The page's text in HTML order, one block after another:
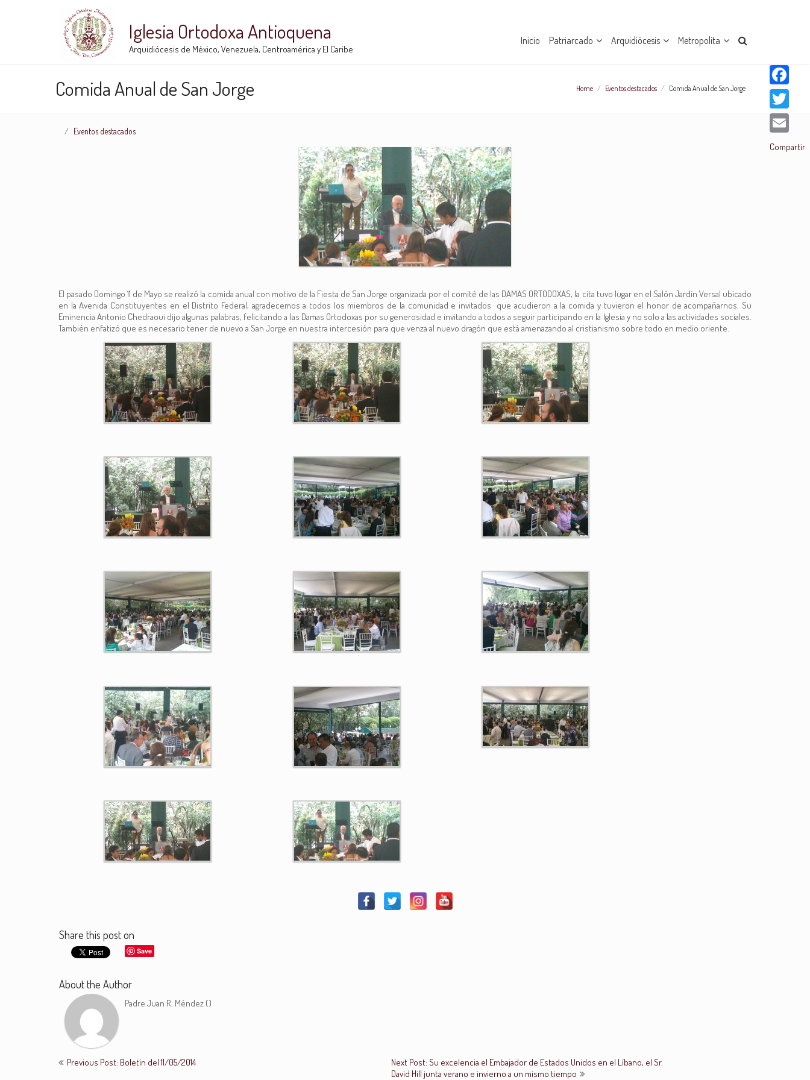
Iglesia Ortodoxa Antioquena
Arquidiócesis de México, Venezuela, Centroamérica y El Caribe
Inicio Patriarcado Arquidiócesis Metropolita
Home / Eventos destacados / Comida Anual de San Jorge
Comida Anual de San Jorge
Eventos destacados
El pasado Domingo 11 de Mayo se realizó la comida anual con motivo de la Fiesta de San Jorge organizada por el comité de las DAMAS ORTODOXAS, la cita tuvo lugar en el Salón Jardín Versal ubicado
en la Avenida Constituyentes en el Distrito Federal, agradecemos a todos los miembros de la comunidad e invitados que acudieron a la comida y tuvieron el honor de acompañarnos. Su
Eminencia Antonio Chedraoui dijo algunas palabras, felicitando a las Damas Ortodoxas por su generosidad e invitando a todos a seguir participando en la Iglesia y no solo a las actividades sociales.
También enfatizó que es necesario tener de nuevo a San Jorge en nuestra intercesión para que venza al nuevo dragón que está amenazando al cristianismo sobre todo en medio oriente.
Share this post on
Save
About the Author
Padre Juan R. Méndez ()
Previous Post: Boletín del 11/05/2014
Next Post: Su excelencia el Embajador de Estados Unidos en el Líbano, el Sr.
David Hill junta verano e invierno a un mismo tiempo
Facebook
Twitter
Email
Compartir